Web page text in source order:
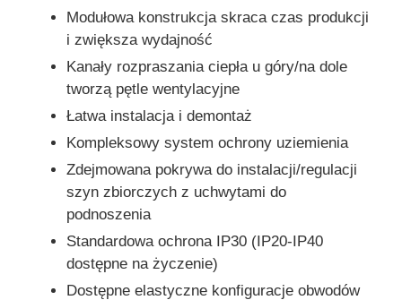
Szybko napędowa szafa dystrybucyjna
pudełko dystrybucyjne niskiego napięcia
Modułowa konstrukcja skraca czas produkcji
i zwiększa wydajność
Kanały rozpraszania ciepła u góry/na dole
tworzą pętle wentylacyjne
Łatwa instalacja i demontaż
Kompleksowy system ochrony uziemienia
Zdejmowana pokrywa do instalacji/regulacji
szyn zbiorczych z uchwytami do
podnoszenia
Standardowa ochrona IP30 (IP20-IP40
dostępne na życzenie)
Dostępne elastyczne konfiguracje obwodów